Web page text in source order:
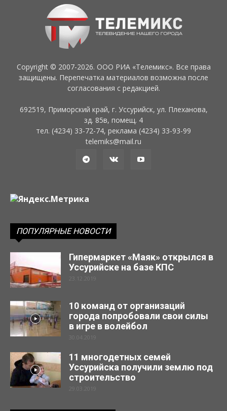
Copyright © 2007-2026. ООО РИА «Телемикс». Все права
защищены. Перепечатка материалов возможна после
согласования с редакцией.
692519, Приморский край, г. Уссурийск, ул. Плеханова,
зд. 85в, помещ. 4
тел. (4234) 33-72-74, реклама (4234) 33-93-99
telemiks@mail.ru
ПОПУЛЯРНЫЕ НОВОСТИ
Гипермаркет «Маяк» открылся в
Уссурийске на базе КПС
23.12.2019
10 команд от организаций
города попробовали свои силы
в игре в волейбол
30.04.2019
11 многодетных семей
Уссурийска получили землю под
строительство
29.03.2019